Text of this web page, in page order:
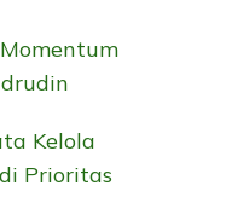
Kelola
Prioritas